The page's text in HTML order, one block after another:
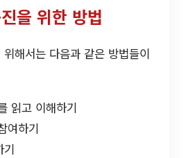
을 위한 방법
해서는 다음과 같은 방법들이
읽고 이해하기
여하기
기